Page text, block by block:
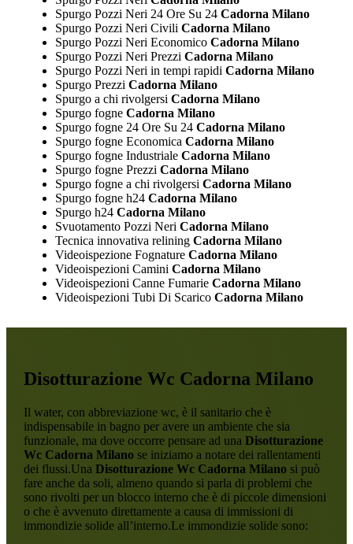
Spurgo Pozzi Neri 24 Ore Su 24Cadorna Milano
Spurgo Pozzi Neri Civili Cadorna Milano
Spurgo Pozzi Neri EconomicoCadorna Milano
Spurgo Pozzi Neri Prezzi Cadorna Milano
Spurgo Pozzi Neri in tempi rapidi Cadorna Milano
Spurgo Prezzi Cadorna Milano
Spurgo a chi rivolgersi Cadorna Milano
Spurgo fogneCadorna Milano
Spurgo fogne 24 Ore Su 24Cadorna Milano
Spurgo fogne Economica Cadorna Milano
Spurgo fogne IndustrialeCadorna Milano
Spurgo fogne Prezzi Cadorna Milano
Spurgo fogne a chi rivolgersi Cadorna Milano
Spurgo fogne h24Cadorna Milano
Spurgo h24Cadorna Milano
Svuotamento Pozzi Neri Cadorna Milano
Tecnica innovativa reliningCadorna Milano
Videoispezione FognatureCadorna Milano
Videoispezioni Camini Cadorna Milano
Videoispezioni Canne FumarieCadorna Milano
Videoispezioni Tubi Di ScaricoCadorna Milano
Disotturazione Wc Cadorna Milano
Il water, con abbreviazione wc, è il sanitario che è
indispensabile in bagno per avere un ambiente che sia
funzionale, ma dove occorre pensare ad una Disotturazione
Wc Cadorna Milanose iniziamo a notare dei rallentamenti
dei flussi.Una Disotturazione Wc Cadorna Milanosi può
fare anche da soli, almeno quando si parla di problemi che
sono rivolti per un blocco interno che è di piccole dimensioni
o che è avvenuto direttamente a causa di immissioni di
immondizie solide all’interno.Le immondizie solide sono: